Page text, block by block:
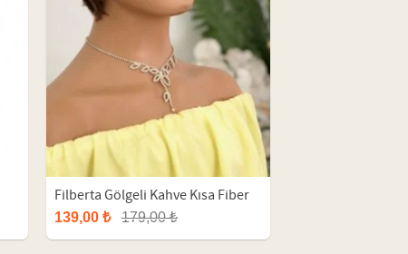
Filberta Gölgeli Kahve Kısa Fiber
Peruk
139,00 ₺ 179,00 ₺